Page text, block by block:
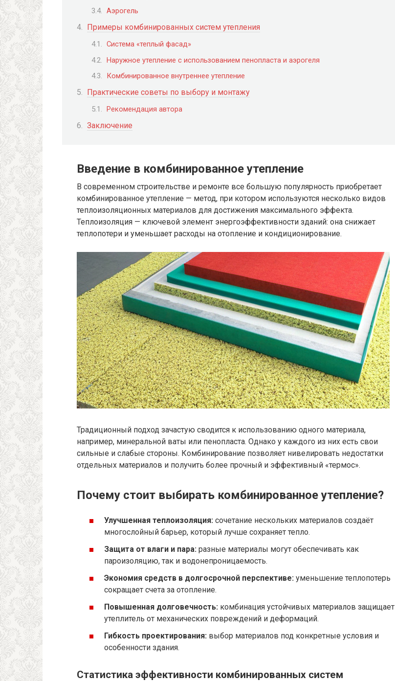
Аэрогель
Примеры комбинированных систем утепления
Система «теплый фасад»
Наружное утепление с использованием пенопласта и аэрогеля
Комбинированное внутреннее утепление
Практические советы по выбору и монтажу
Рекомендация автора
Заключение
Введение в комбинированное утепление
В современном строительстве и ремонте все большую популярность приобретает
комбинированное утепление — метод, при котором используются несколько видов
теплоизоляционных материалов для достижения максимального эффекта.
Теплоизоляция — ключевой элемент энергоэффективности зданий: она снижает
теплопотери и уменьшает расходы на отопление и кондиционирование.
Традиционный подход зачастую сводится к использованию одного материала,
например, минеральной ваты или пенопласта. Однако у каждого из них есть свои
сильные и слабые стороны. Комбинирование позволяет нивелировать недостатки
отдельных материалов и получить более прочный и эффективный «термос».
Почему стоит выбирать комбинированное утепление?
Улучшенная теплоизоляция: сочетание нескольких материалов создаёт
многослойный барьер, который лучше сохраняет тепло.
Защита от влаги и пара: разные материалы могут обеспечивать как
пароизоляцию, так и водонепроницаемость.
Экономия средств в долгосрочной перспективе: уменьшение теплопотерь
сокращает счета за отопление.
Повышенная долговечность: комбинация устойчивых материалов защищает
утеплитель от механических повреждений и деформаций.
Гибкость проектирования: выбор материалов под конкретные условия и
особенности здания.
Статистика эффективности комбинированных систем